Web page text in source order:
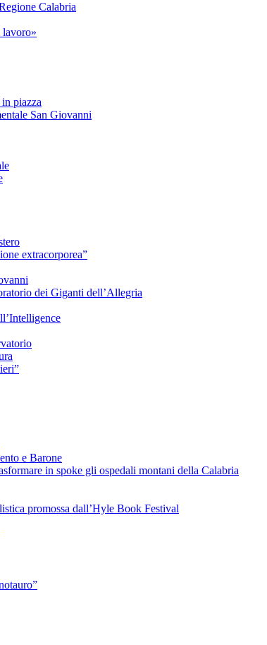
Calabria
lavoro»
piazza
San Giovanni
extracorporea”
dei Giganti dell’Allegria
e Barone
in spoke gli ospedali montani della Calabria
promossa dall’Hyle Book Festival